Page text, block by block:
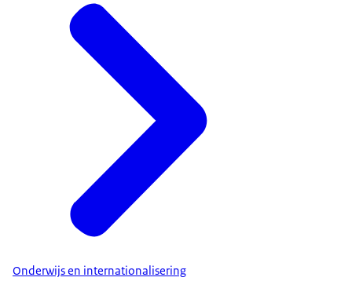
Onderwijs en internationalisering